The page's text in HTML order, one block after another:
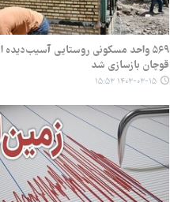
۵۶٩ واحد مسکونی روستایی آسیب‌دیده
قوچان بازسازی شد
۱۴۰۳-۰۳-۱۵ ۱۵:۵۳